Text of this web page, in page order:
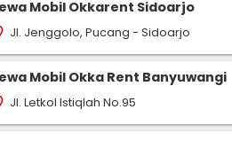
Mobil Okkarent Sidoarjo
Jl. Jenggolo, Pucang - Sidoarjo
Mobil Okka Rent Banyuwangi
Jl. Letkol Istiqlah No.95